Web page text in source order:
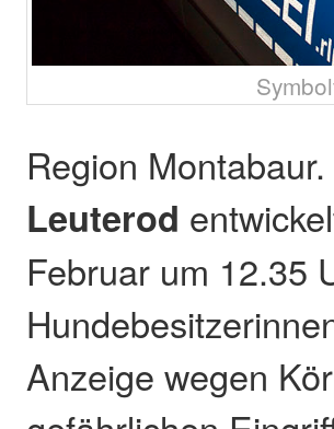
Region
Leuterod
Februar um 12.35
Anzeige wegen